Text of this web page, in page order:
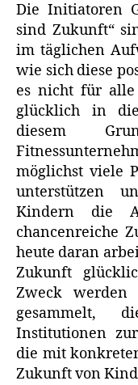
Die Initiatoren
sind Zukunft“
im täglichen
wie sich diese
es nicht für
glücklich in
diesem
möglichst viele
unterstützen
Kindern die
chancenreiche
heute daran
Zukunft
Zweck werden
gesammelt,
Institutionen
die mit
Zukunft von